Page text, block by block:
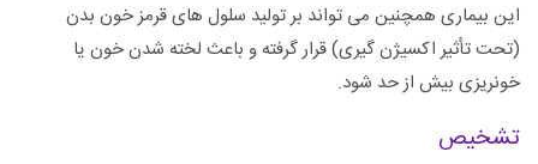
این بیماری همچنین می تواند بر تولید سلول های قرمز خون بدن
(تحت تأثیر اکسیژن گیری) قرار گرفته و باعث لخته شدن خون یا
خونریزی بیش از حد شود.
تشخیص